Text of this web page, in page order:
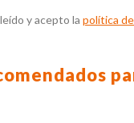
y acepto la política